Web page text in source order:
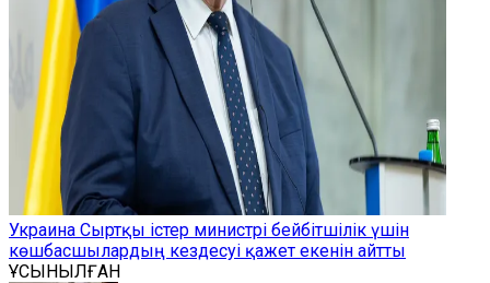
Украина Сыртқы істер министрі бейбітшілік үшін
көшбасшылардың кездесуі қажет екенін айтты
ҰСЫНЫЛҒАН